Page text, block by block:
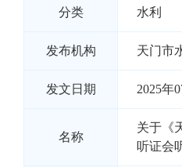
分类 水利
发布机构 天门市
发文日期 2025年
名称
关于《
听证会